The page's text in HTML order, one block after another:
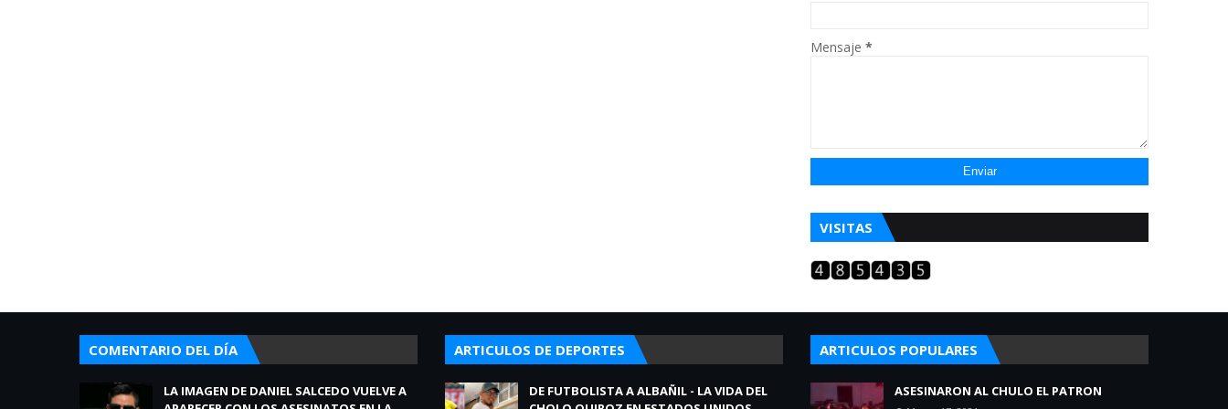
Mensaje *
VISITAS
COMENTARIO DEL DÍA
LA IMAGEN DE DANIEL SALCEDO VUELVE A
ARTICULOS DE DEPORTES
DE FUTBOLISTA A ALBAÑIL - LA VIDA DEL
ARTICULOS POPULARES
ASESINARON AL CHULO EL PATRON